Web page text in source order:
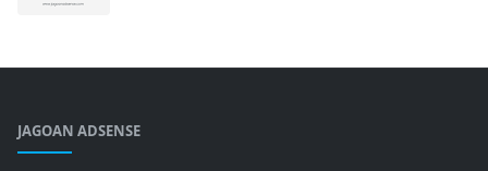
JAGOAN ADSENSE